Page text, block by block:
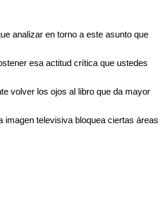
analizar en torno a este asunto que
esa actitud crítica que ustedes
volver los ojos al libro que da mayor
imagen televisiva bloquea ciertas áreas